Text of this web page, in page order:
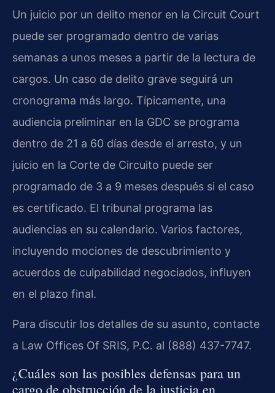
Un juicio por un delito menor en la Circuit Court
puede ser programado dentro de varias
semanas a unos meses a partir de la lectura de
cargos. Un caso de delito grave seguirá un
cronograma más largo. Típicamente, una
audiencia preliminar en la GDC se programa
dentro de 21 a 60 días desde el arresto, y un
juicio en la Corte de Circuito puede ser
programado de 3 a 9 meses después si el caso
es certificado. El tribunal programa las
audiencias en su calendario. Varios factores,
incluyendo mociones de descubrimiento y
acuerdos de culpabilidad negociados, influyen
en el plazo final.
Para discutir los detalles de su asunto, contacte
a Law Offices Of SRIS, P.C. al (888) 437-7747.
¿Cuáles son las posibles defensas para un
cargo de obstrucción de la justicia en